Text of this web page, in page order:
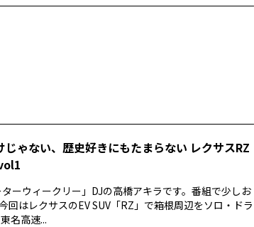
じゃない、歴史好きにもたまらない レクサスRZ
ーウィークリー」DJの高橋アキラです。番組で少しお
回はレクサスのEV SUV「RZ」で箱根周辺をソロ・ドラ
名高速...